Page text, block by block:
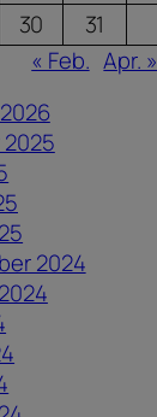
30
31
« Feb. Apr. »
2024